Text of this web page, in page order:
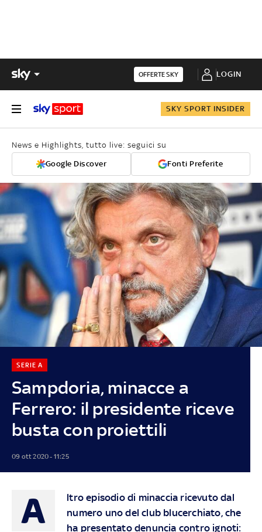
OFFERTE SKY LOGIN
SKY SPORT INSIDER
News e Highlights, tutto live: seguici su
Google Discover Fonti Preferite
Sampdoria, minacce a
Ferrero: il presidente riceve
busta con proiettili
SERIE A
09 ott 2020 - 11:25
A
ltro episodio di minaccia ricevuto dal
numero uno del club blucerchiato, che
ha presentato denuncia contro ignoti: